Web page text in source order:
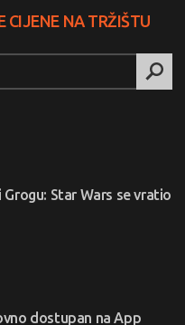
NA TRŽIŠTU
Star Wars se vratio
dostupan na App